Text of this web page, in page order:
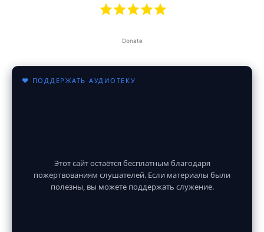
Donate
♥ ПОДДЕРЖАТЬ АУДИОТЕКУ
Этот сайт остаётся бесплатным благодаря
пожертвованиям слушателей. Если материалы были
полезны, вы можете поддержать служение.